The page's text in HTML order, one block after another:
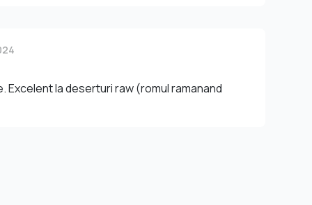
Excelent la deserturi raw (romul ramanand